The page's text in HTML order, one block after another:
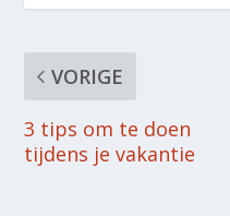
VORIGE
3 tips om te doen
tijdens je vakantie